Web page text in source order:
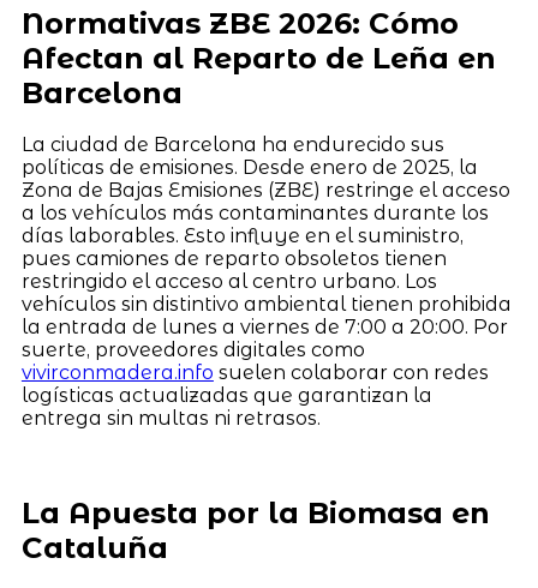
Normativas ZBE 2026: Cómo
Afectan al Reparto de Leña en
Barcelona
La ciudad de Barcelona ha endurecido sus
políticas de emisiones. Desde enero de 2025, la
Zona de Bajas Emisiones (ZBE) restringe el acceso
a los vehículos más contaminantes durante los
días laborables. Esto influye en el suministro,
pues camiones de reparto obsoletos tienen
restringido el acceso al centro urbano. Los
vehículos sin distintivo ambiental tienen prohibida
la entrada de lunes a viernes de 7:00 a 20:00. Por
suerte, proveedores digitales como
vivirconmadera.info suelen colaborar con redes
logísticas actualizadas que garantizan la
entrega sin multas ni retrasos.
La Apuesta por la Biomasa en
Cataluña